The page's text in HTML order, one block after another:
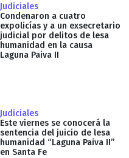
Judiciales
Condenaron a cuatro
expolicías y a un exsecretario
judicial por delitos de lesa
humanidad en la causa
Laguna Paiva II
Judiciales
Este viernes se conocerá la
sentencia del juicio de lesa
humanidad “Laguna Paiva II”
en Santa Fe